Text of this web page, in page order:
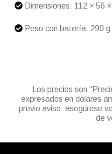
Dimensiones: 112 × 56
Peso con batería: 290 g
Los precios son
expresados en dólares
previo aviso, asegúrese
de